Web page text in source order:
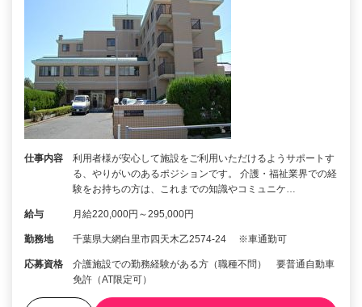
仕事内容
利用者様が安心して施設をご利用いただけるようサポートす
る、やりがいのあるポジションです。 介護・福祉業界での経
験をお持ちの方は、これまでの知識やコミュニケ…
給与 月給220,000円～295,000円
勤務地 千葉県大網白里市四天木乙2574-24 ※車通勤可
応募資格
介護施設での勤務経験がある方（職種不問） 要普通自動車
免許（AT限定可）